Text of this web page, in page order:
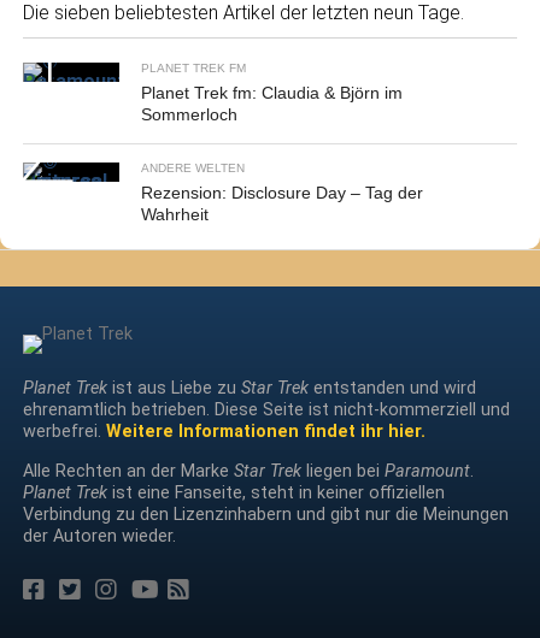
Die sieben beliebtesten Artikel der letzten neun Tage.
PLANET TREK FM
Planet Trek fm: Claudia & Björn im
Sommerloch
ANDERE WELTEN
Rezension: Disclosure Day – Tag der
Wahrheit
Planet Trekist aus Liebe zu Star Trekentstanden und wird
ehrenamtlich betrieben. Diese Seite ist nicht-kommerziell und
werbefrei. Weitere Informationen findet ihr hier.
Alle Rechten an der Marke Star Trekliegen bei Paramount.
Planet Trekist eine Fanseite, steht in keiner offiziellen
Verbindung zu den Lizenzinhabern und gibt nur die Meinungen
der Autoren wieder.